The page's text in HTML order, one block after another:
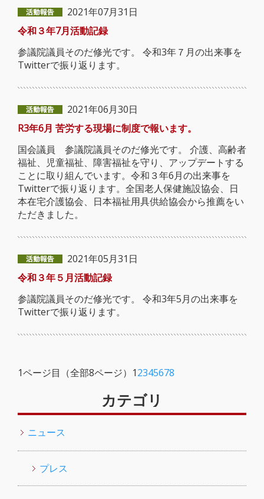
2021年07月31日
令和３年7月活動記録
参議院議員そのだ修光です。 令和3年７月の出来事を
Twitterで振り返ります。
2021年06月30日
R3年6月 苦労する現場に制度で報います。
国会議員 参議院議員そのだ修光です。 介護、高齢者
福祉、児童福祉、障害福祉を守り、アップデートする
ことに取り組んでいます。令和３年6月の出来事を
Twitterで振り返ります。全国老人保健施設協会、日
本在宅介護協会、日本福祉用具供給協会から推薦をい
ただきました。
2021年05月31日
令和３年５月活動記録
参議院議員そのだ修光です。 令和3年5月の出来事を
Twitterで振り返ります。
1ページ目（全部8ページ） 12345678
カテゴリ
ニュース
プレス